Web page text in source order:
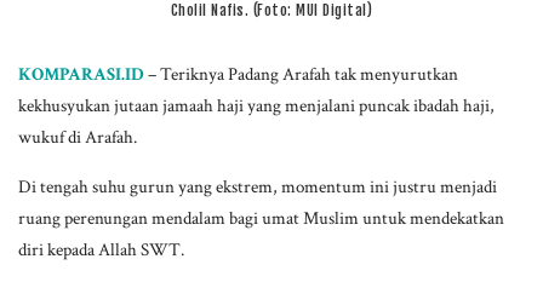
Cholil Nafis. (Foto: MUI Digital)
KOMPARASI.ID– Teriknya Padang Arafah tak menyurutkan
kekhusyukan jutaan jamaah haji yang menjalani puncak ibadah haji,
wukuf di Arafah.
Di tengah suhu gurun yang ekstrem, momentum ini justru menjadi
ruang perenungan mendalam bagi umat Muslim untuk mendekatkan
diri kepada Allah SWT.